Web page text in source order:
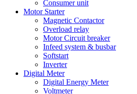
Consumer unit
Motor Starter
Magnetic Contactor
Overload relay
Motor Circuit breaker
Infeed system & busbar
Softstart
Inverter
Digital Meter
Digital Energy Meter
Voltmeter